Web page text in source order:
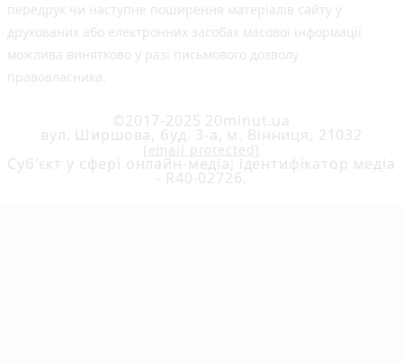
передрук чи наступне поширення матеріалів сайту у
друкованих або електронних засобах масової інформації
можлива винятково у разі письмового дозволу
правовласника.
©2017-2025 20minut.ua
вул. Ширшова, буд. 3-а, м. Вінниця, 21032
[email protected]
Cуб'єкт у сфері онлайн-медіа; ідентифікатор медіа
- R40-02726.